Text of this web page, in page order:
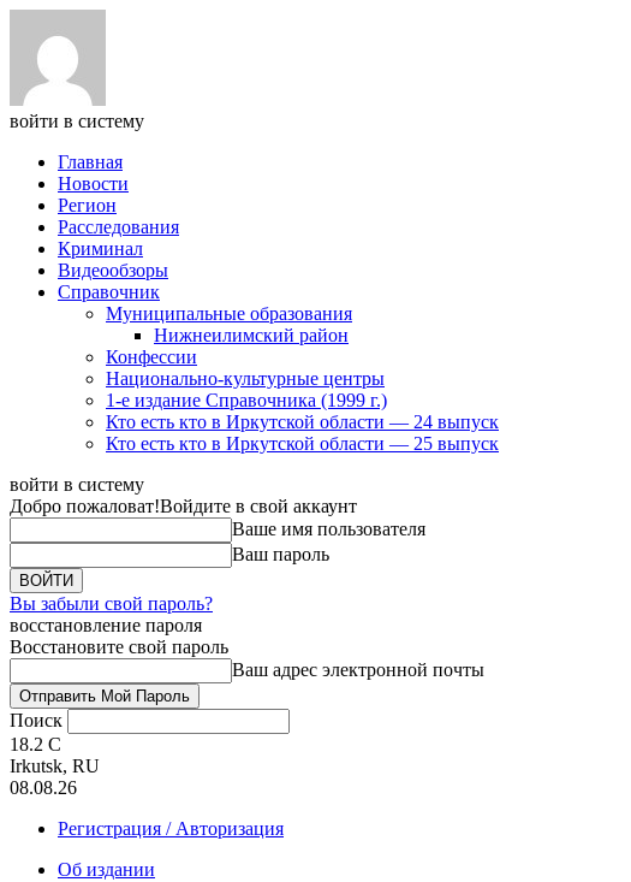
войти в систему
Главная
Новости
Регион
Расследования
Криминал
Видеообзоры
Справочник
Муниципальные образования
Нижнеилимский район
Конфессии
Национально-культурные центры
1-е издание Справочника (1999 г.)
Кто есть кто в Иркутской области — 24 выпуск
Кто есть кто в Иркутской области — 25 выпуск
войти в систему
Добро пожаловат!Войдите в свой аккаунт
Ваше имя пользователя
Ваш пароль
Вы забыли свой пароль?
восстановление пароля
Восстановите свой пароль
Ваш адрес электронной почты
Поиск
18.2 C
Irkutsk, RU
08.08.26
Регистрация / Авторизация
Об издании